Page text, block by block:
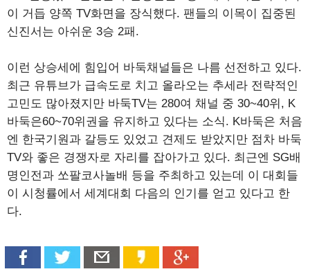
이 거듭 양쪽 TV화면을 장식했다. 팬들의 이목이 집중된
신진서는 아쉬운 3승 2패.
이런 상승세에 힘입어 바둑채널들은 나름 선전하고 있다.
최근 유튜브가 급속도로 치고 올라오는 추세라 전략적인
고민도 많아졌지만 바둑TV는 280여 채널 중 30~40위, K
바둑은60~70위권을 유지하고 있다는 소식. K바둑은 처음
엔 한국기원과 갈등도 있었고 견제도 받았지만 점차 바둑
TV와 좋은 경쟁자로 자리를 잡아가고 있다. 최근엔 SG배
명인전과 쏘팔코사놀배 등을 주최하고 있는데 이 대회들
이 시청률에서 세계대회 다음의 인기를 얻고 있다고 한
다.